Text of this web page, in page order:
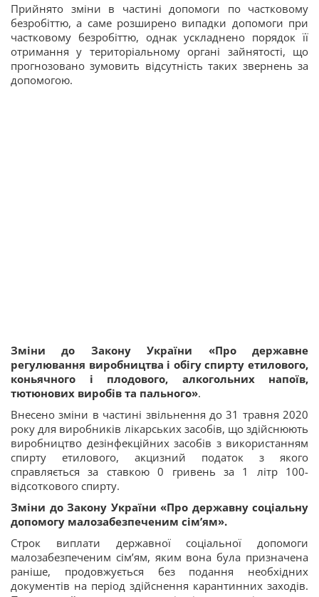
Прийнято зміни в частині допомоги по частковому
безробіттю, а саме розширено випадки допомоги при
частковому безробіттю, однак ускладнено порядок її
отримання у територіальному органі зайнятості, що
прогнозовано зумовить відсутність таких звернень за
допомогою.
Зміни до Закону України «Про державне
регулювання виробництва і обігу спирту етилового,
коньячного і плодового, алкогольних напоїв,
тютюнових виробів та пального».
Внесено зміни в частині звільнення до 31 травня 2020
року для виробників лікарських засобів, що здійснюють
виробництво дезінфекційних засобів з використанням
спирту етилового, акцизний податок з якого
справляється за ставкою 0 гривень за 1 літр 100-
відсоткового спирту.
Зміни до Закону України «Про державну соціальну
допомогу малозабезпеченим сім’ям».
Строк виплати державної соціальної допомоги
малозабезпеченим сім’ям, яким вона була призначена
раніше, продовжується без подання необхідних
документів на період здійснення карантинних заходів.